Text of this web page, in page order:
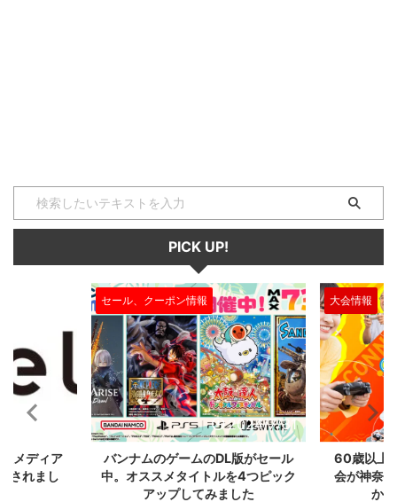
は… ゲームパッド（gamepad）
コントロールパッド
（controlpad） ジョイパッド
（joypad） という言い方をした
り、そのまま『パッド』と表現す
ることもあります ...
PICK UP!
8/21
メディア
されまし
セール、クーポン情報
2024/7/31
バンナムのゲームのDL版がセール
中。オススメタイトルを4つピック
アップしてみました
大会情報
60歳以上
会が神奈
か